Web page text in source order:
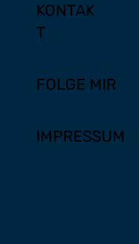
KONTAK
T
FOLGE MIR
IMPRESSUM